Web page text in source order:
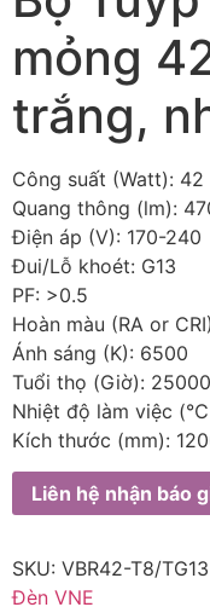
mỏng
trắng,
Công suất (Watt): 42
Quang thông (lm):
Điện áp (V): 170-240
Đui/Lỗ khoét: G13
PF: >0.5
Hoàn màu (RA or
Ánh sáng (K): 6500
Tuổi thọ (Giờ): 25000
Nhiệt độ làm việc
Kích thước (mm):
Liên hệ nhận báo
SKU: VBR42-T8/TG13
Đèn VNE